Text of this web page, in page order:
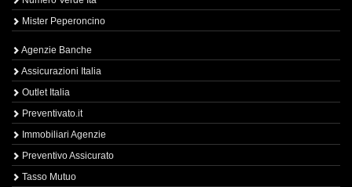
Mister Peperoncino
Agenzie Banche
Assicurazioni Italia
Outlet Italia
Preventivato.it
Immobiliari Agenzie
Preventivo Assicurato
Tasso Mutuo